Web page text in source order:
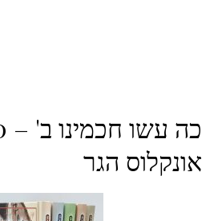
אונקלוס הגר